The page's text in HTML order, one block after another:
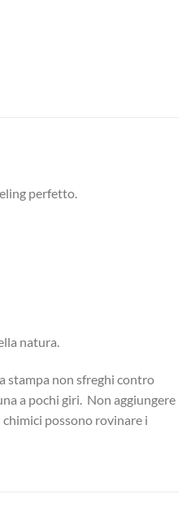
perfetto.
natura.
stampa non sfreghi contro
a pochi giri. Non aggiungere
chimici possono rovinare i